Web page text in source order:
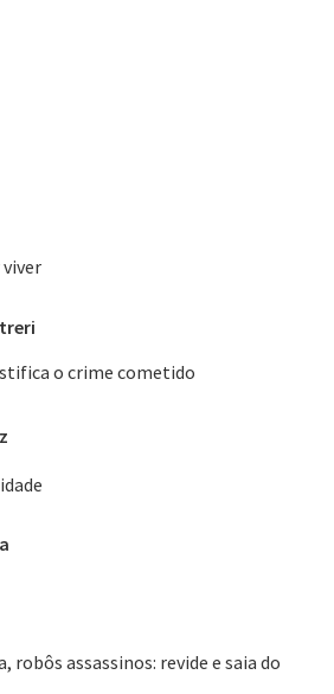
o crime cometido
robôs assassinos: revide e saia do